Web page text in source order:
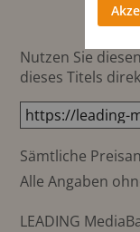
Nutzen Sie
dieses Titels
Sämtliche
Alle Angaben
LEADING